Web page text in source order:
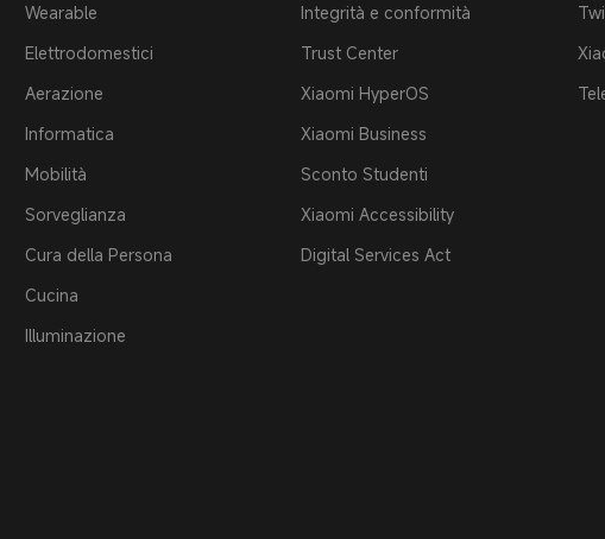
Wearable
Elettrodomestici
Aerazione
Informatica
Mobilità
Sorveglianza
Cura della Persona
Cucina
Illuminazione
Integrità e conformità
Trust Center
Xiaomi HyperOS
Xiaomi Business
Sconto Studenti
Xiaomi Accessibility
Digital Services Act